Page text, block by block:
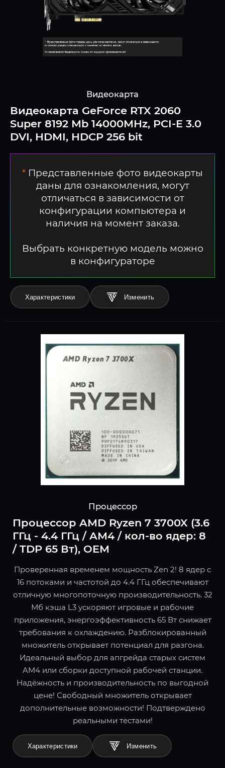
Видеокарта
Видеокарта GeForce RTX 2060
Super 8192 Mb 14000MHz, PCI-E 3.0
DVI, HDMI, HDCP 256 bit
* Представленные фото видеокарты
даны для ознакомления, могут
отличаться в зависимости от
конфигурации компьютера и
наличия на момент заказа.
Выбрать конкретную модель можно
в конфигураторе
Характеристики
Процессор
Процессор AMD Ryzen 7 3700X (3.6
ГГц - 4.4 ГГц / AM4 / кол-во ядер: 8
/ TDP 65 Вт), OEM
Проверенная временем мощность Zen 2! 8 ядер с
16 потоками и частотой до 4.4 ГГц обеспечивают
отличную многопоточную производительность. 32
Мб кэша L3 ускоряют игровые и рабочие
приложения, энергоэффективность 65 Вт снижает
требования к охлаждению. Разблокированный
множитель открывает потенциал для разгона.
Идеальный выбор для апгрейда старых систем
AM4 или сборки доступной рабочей станции.
Надёжность и производительность по выгодной
цене! Свободный множитель открывает
дополнительные возможности! Подтверждено
реальными тестами!
Характеристики